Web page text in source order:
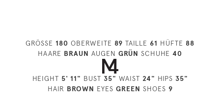
GRÖSSE 180 OBERWEITE 89 TAILLE 61 HÜFTE 88
HAARE BRAUN AUGEN GRÜN SCHUHE 40
HEIGHT 5' 11" BUST 35" WAIST 24" HIPS 35"
HAIR BROWN EYES GREEN SHOES 9